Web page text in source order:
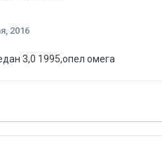
2016
3,0 1995,опел омега